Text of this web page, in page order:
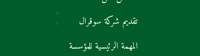
تقديم شركة سوقرال
المهمة الرئيسية للمؤسسة